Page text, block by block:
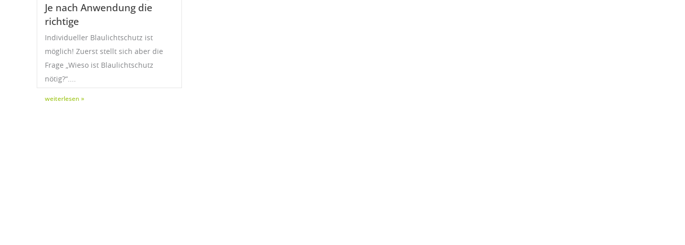
Je nach Anwendung die
richtige
Individueller Blaulichtschutz ist
möglich! Zuerst stellt sich aber die
Frage „Wieso ist Blaulichtschutz
nötig?“....
weiterlesen »